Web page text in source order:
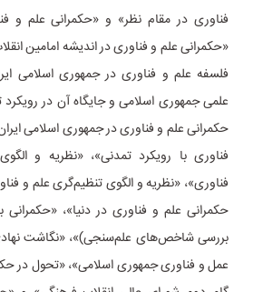
فناوری در مقام نظر» و «حکمرانی علم و
«حکمرانی علم و فناوری در اندیشه امامین
فلسفه علم و فناوری در جمهوری اسلامی
علمی جمهوری اسلامی و جایگاه آن در
حکمرانی علم و فناوری در جمهوری اسلامی
فناوری با رویکرد تمدنی»، «نظریه و
فناوری»، «نظریه و الگوی تنظیم‌گری علم و
حکمرانی علم و فناوری در دنیا»،
بررسی شاخص‌های علم‌سنجی)»، «نگاشت
عمل و فناوری جمهوری اسلامی»، «تحول در